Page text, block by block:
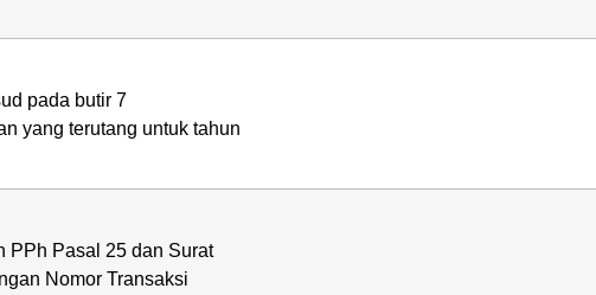
pada butir 7
yang terutang untuk tahun
PPh Pasal 25 dan Surat
Nomor Transaksi